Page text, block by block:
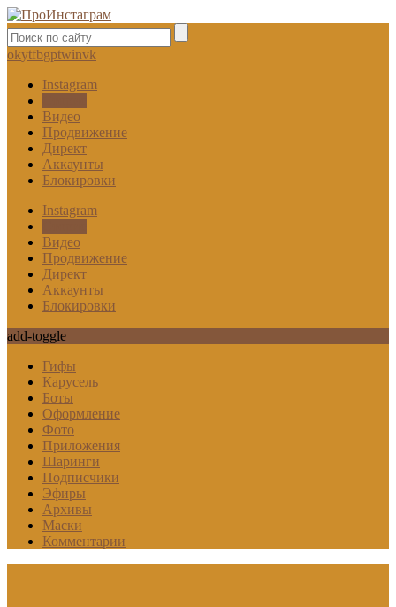
okytfbgptwinvk
Instagram
Видео
Продвижение
Директ
Аккаунты
Блокировки
Instagram
Видео
Продвижение
Директ
Аккаунты
Блокировки
add-toggle
Гифы
Карусель
Боты
Оформление
Фото
Приложения
Шаринги
Подписчики
Эфиры
Архивы
Маски
Комментарии